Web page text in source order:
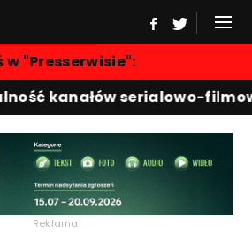
w "Presserwisie":
kanałów serialowo-
Reklama